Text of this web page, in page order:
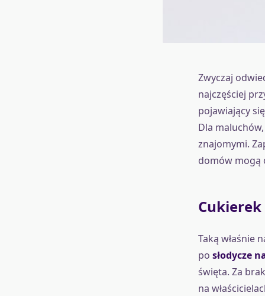
Zwyczaj
najczęściej
pojawiający
Dla
znajomymi.
domów mogą
Taką właśnie
po słodycze
święta. Za
na